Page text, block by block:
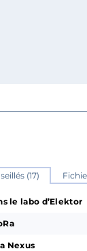
(17)
le labo d’Elektor
Nexus